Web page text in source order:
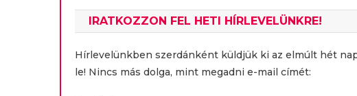
IRATKOZZON FEL HETI HÍRLEVELÜNKRE!
Hírlevelünkben szerdánként küldjük ki az elmúlt hét
le! Nincs más dolga, mint megadni e-mail címét: